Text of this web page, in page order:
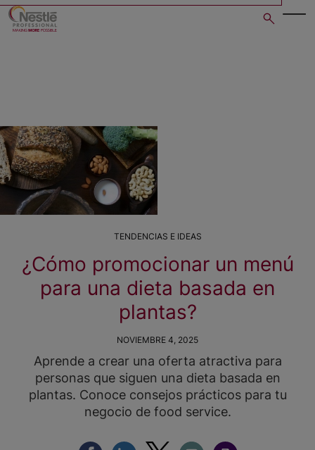
Skip
TENDENCIAS E IDEAS
¿Cómo promocionar un menú
para una dieta basada en
plantas?
NOVIEMBRE 4, 2025
Aprende a crear una oferta atractiva para
personas que siguen una dieta basada en
plantas. Conoce consejos prácticos para tu
negocio de food service.